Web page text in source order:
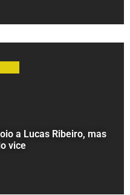
a Lucas Ribeiro, mas
vice